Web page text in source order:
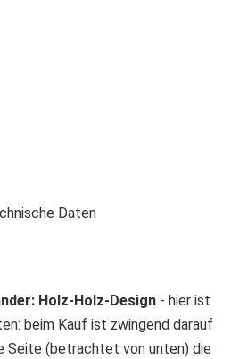
Daten
Holz-Holz-Design - hier ist
beim Kauf ist zwingend darauf
Seite (betrachtet von unten) die